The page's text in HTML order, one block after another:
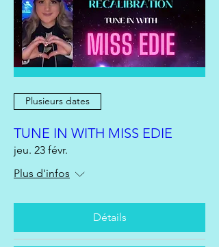
Plusieurs dates
TUNE IN WITH MISS EDIE
jeu. 23 févr.
Plus d'infos
Détails